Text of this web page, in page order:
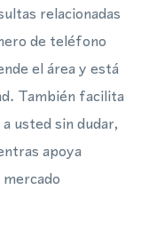
relacionadas
de teléfono
el área y está
También facilita
usted sin dudar,
apoya